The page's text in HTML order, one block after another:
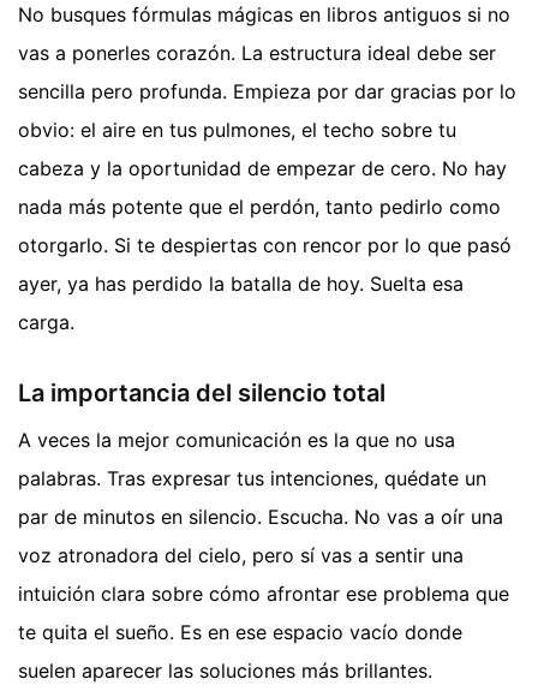
No busques fórmulas mágicas en libros antiguos si no
vas a ponerles corazón. La estructura ideal debe ser
sencilla pero profunda. Empieza por dar gracias por lo
obvio: el aire en tus pulmones, el techo sobre tu
cabeza y la oportunidad de empezar de cero. No hay
nada más potente que el perdón, tanto pedirlo como
otorgarlo. Si te despiertas con rencor por lo que pasó
ayer, ya has perdido la batalla de hoy. Suelta esa
carga.
La importancia del silencio total
A veces la mejor comunicación es la que no usa
palabras. Tras expresar tus intenciones, quédate un
par de minutos en silencio. Escucha. No vas a oír una
voz atronadora del cielo, pero sí vas a sentir una
intuición clara sobre cómo afrontar ese problema que
te quita el sueño. Es en ese espacio vacío donde
suelen aparecer las soluciones más brillantes.